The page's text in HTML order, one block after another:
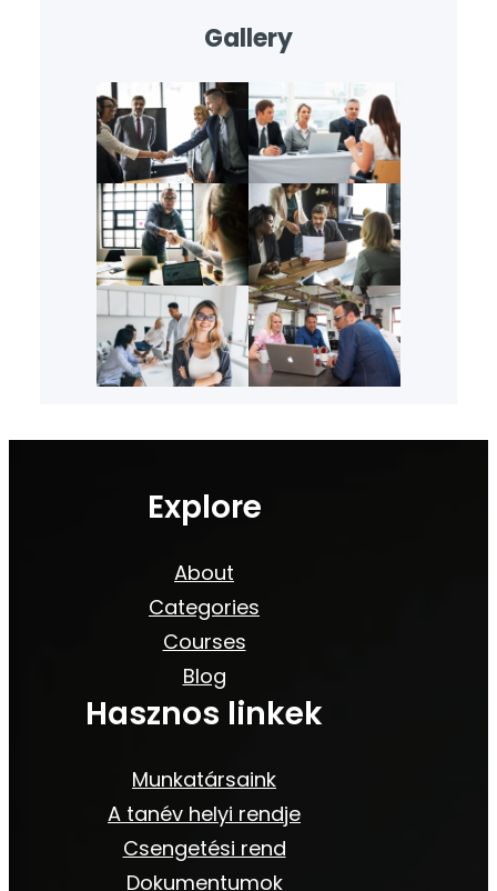
Gallery
Explore
About
Categories
Courses
Blog
Hasznos linkek
Munkatársaink
A tanév helyi rendje
Csengetési rend
Dokumentumok